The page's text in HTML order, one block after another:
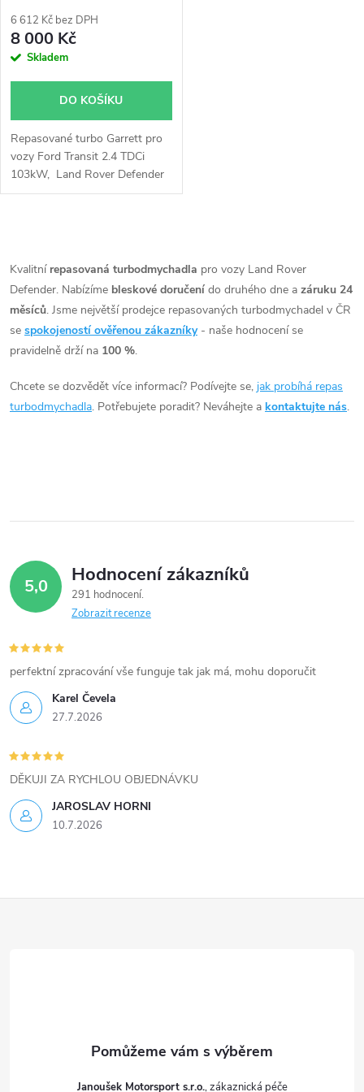
r
o
u
k
ů
r
o
d
u
k
ů
6 612 Kč bez DPH
8 000 Kč
Skladem
DO KOŠÍKU
Repasované turbo Garrett pro
vozy Ford Transit 2.4 TDCi
103kW, Land Rover Defender
2.4 TD4 90kW
v
l
á
a
v
k
v
ý
p
i
s
u
Kvalitní repasovaná turbodmychadla pro vozy Land Rover
Defender. Nabízíme bleskové doručení do druhého dne a záruku 24
měsíců. Jsme největší prodejce repasovaných turbodmychadel v ČR
se spokojeností ověřenou zákazníky - naše hodnocení se
pravidelně drží na 100 %.
Chcete se dozvědět více informací? Podívejte se, jak probíhá repas
turbodmychadla. Potřebujete poradit? Neváhejte a kontaktujte nás.
5,0 Hodnocení zákazníků
291 hodnocení
Zobrazit recenze
Karel Čevela
27.7.2026
perfektní zpracování vše funguje tak jak má, mohu doporučit
JAROSLAV HORNI
10.7.2026
DĚKUJI ZA RYCHLOU OBJEDNÁVKU
Janoušek Motorsport s.r.o.